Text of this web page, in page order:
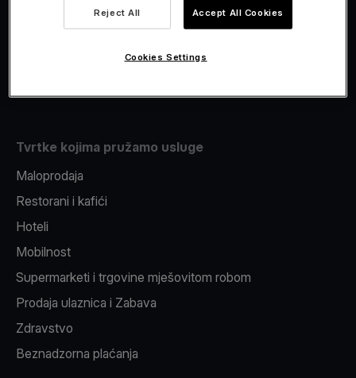
Fiskalizacija
Tvrtke kojima pružamo usluge
Maloprodaja
Restorani i kafići
Hoteli
Mobilnost
Supermarketi i trgovine mješovitom robom
Prodaja ulaznica i Zabava
Zdravstvo
Beznadzorna plaćanja
Reject All Accept All Cookies
Cookies Settings